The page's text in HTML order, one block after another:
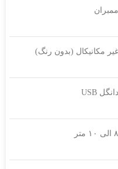
ممبران
غیر مکانیکال (بدون رنگ)
دانگل USB
۸ الی ۱۰ متر